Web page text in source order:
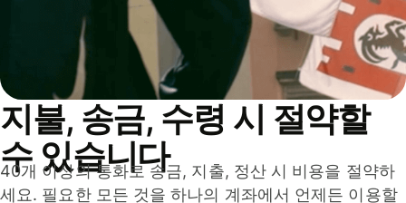
지불, 송금, 수령 시 절약할
수 있습니다
40개 이상의 통화로 송금, 지출, 정산 시 비용을 절약하
세요. 필요한 모든 것을 하나의 계좌에서 언제든 이용할